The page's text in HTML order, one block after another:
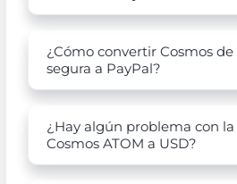
¿Cómo convertir Cosmos
segura a PayPal?
¿Hay algún problema con
Cosmos ATOM a USD?